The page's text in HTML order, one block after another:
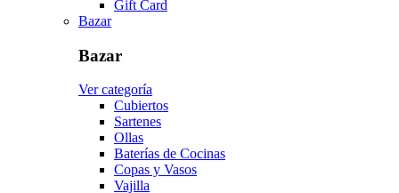
Gift Card
Bazar
Bazar
Ver categoría
Cubiertos
Sartenes
Ollas
Baterías de Cocinas
Copas y Vasos
Vajilla